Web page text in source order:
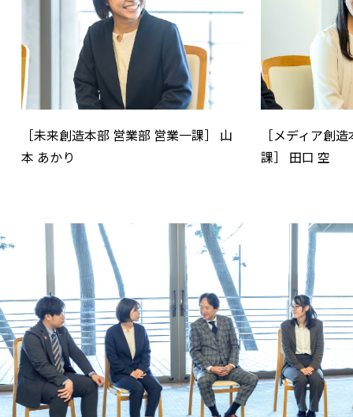
［未来創造本部 営業部 営業一課］ 山
本 あかり
［メディア創
課］ 田口 空